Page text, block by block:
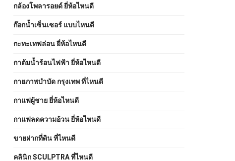
กล้องโพลารอยด์ ยี่ห้อไหนดี
ก๊อกน้ำเซ็นเซอร์ แบบไหนดี
กะทะเทฟล่อน ยี่ห้อไหนดี
กาต้มน้ำร้อนไฟฟ้า ยี่ห้อไหนดี
กายภาพบําบัด กรุงเทพ ที่ไหนดี
กาแฟผู้ชาย ยี่ห้อไหนดี
กาแฟลดความอ้วน ยี่ห้อไหนดี
ขายฝากที่ดิน ที่ไหนดี
คลินิก SCULPTRA ที่ไหนดี